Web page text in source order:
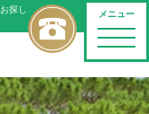
メニュー
toggle
探し